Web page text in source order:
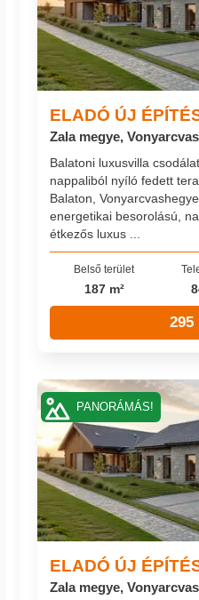
ELADÓ ÚJ
Zala megye,
Balatoni luxusvilla
nappaliból nyíló fedett
Balaton,
energetikai besorolású,
étkezős luxus ...
Belső terület
187 m²
295
ELADÓ ÚJ
Zala megye,
PANORÁMÁS!